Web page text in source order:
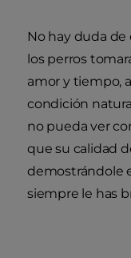
No hay duda
los perros
amor y tiempo,
condición
no pueda ver
que su calidad
demostrándole
siempre le has